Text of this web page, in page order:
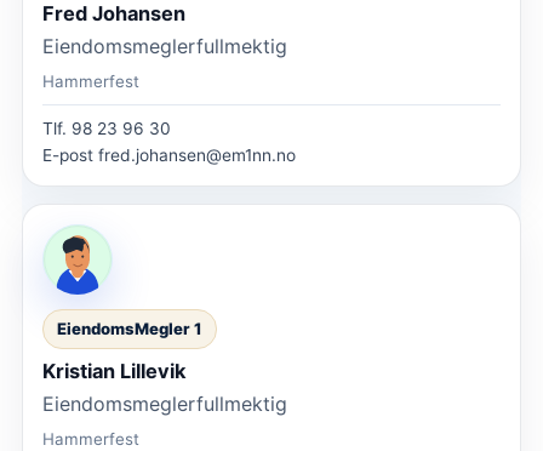
Fred Johansen
Eiendomsmeglerfullmektig
Hammerfest
Tlf. 98 23 96 30
E-post fred.johansen@em1nn.no
EiendomsMegler 1
Kristian Lillevik
Eiendomsmeglerfullmektig
Hammerfest